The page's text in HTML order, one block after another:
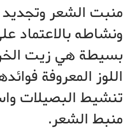
منبت الشعر
ونشاطه بالاعتماد
بسيطة هي زيت
اللوز المعروفة
تنشيط البصيلات
منبط الشعر.